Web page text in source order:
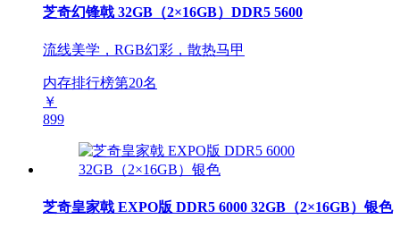
芝奇幻锋戟 32GB（2×16GB）DDR5 5600
流线美学，RGB幻彩，散热马甲
内存排行榜第20名
￥
899
芝奇皇家戟 EXPO版 DDR5 6000 32GB（2×16GB）银色